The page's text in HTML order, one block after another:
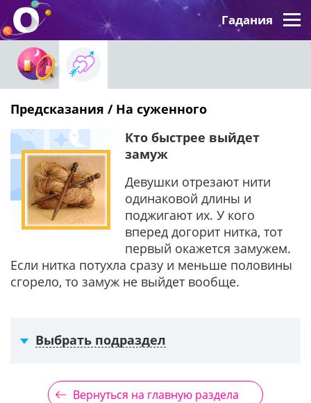
Гадания
Предсказания / На суженного
Кто быстрее выйдет
замуж
Девушки отрезают нити
одинаковой длины и
поджигают их. У кого
вперед догорит нитка, тот
первый окажется замужем.
Если нитка потухла сразу и меньше половины
сгорело, то замуж не выйдет вообще.
Выбрать подраздел
Вернуться на главную раздела